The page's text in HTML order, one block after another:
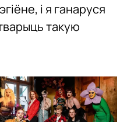
і я ганаруся
такую